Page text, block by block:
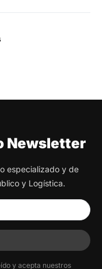
Newsletter
especializado y de
y Logística.
y acepta nuestros